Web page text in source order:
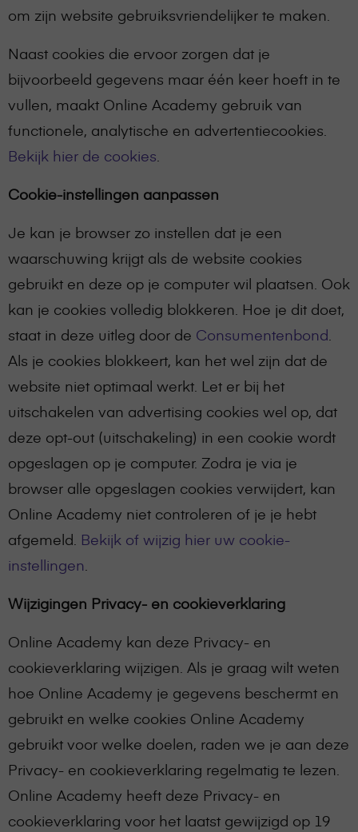
om zijn website gebruiksvriendelijker te maken.
Naast cookies die ervoor zorgen dat je
bijvoorbeeld gegevens maar één keer hoeft in te
vullen, maakt Online Academy gebruik van
functionele, analytische en advertentiecookies.
Bekijk hier de cookies.
Cookie-instellingen aanpassen
Je kan je browser zo instellen dat je een
waarschuwing krijgt als de website cookies
gebruikt en deze op je computer wil plaatsen. Ook
kan je cookies volledig blokkeren. Hoe je dit doet,
staat in deze uitleg door de Consumentenbond.
Als je cookies blokkeert, kan het wel zijn dat de
website niet optimaal werkt. Let er bij het
uitschakelen van advertising cookies wel op, dat
deze opt-out (uitschakeling) in een cookie wordt
opgeslagen op je computer. Zodra je via je
browser alle opgeslagen cookies verwijdert, kan
Online Academy niet controleren of je je hebt
afgemeld. Bekijk of wijzig hier uw cookie-
instellingen.
Wijzigingen Privacy- en cookieverklaring
Online Academy kan deze Privacy- en
cookieverklaring wijzigen. Als je graag wilt weten
hoe Online Academy je gegevens beschermt en
gebruikt en welke cookies Online Academy
gebruikt voor welke doelen, raden we je aan deze
Privacy- en cookieverklaring regelmatig te lezen.
Online Academy heeft deze Privacy- en
cookieverklaring voor het laatst gewijzigd op 19